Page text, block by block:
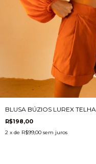
BLUSA BÚZIOS LUREX TELHA
R$198,00
2 x de R$99,00 sem juros